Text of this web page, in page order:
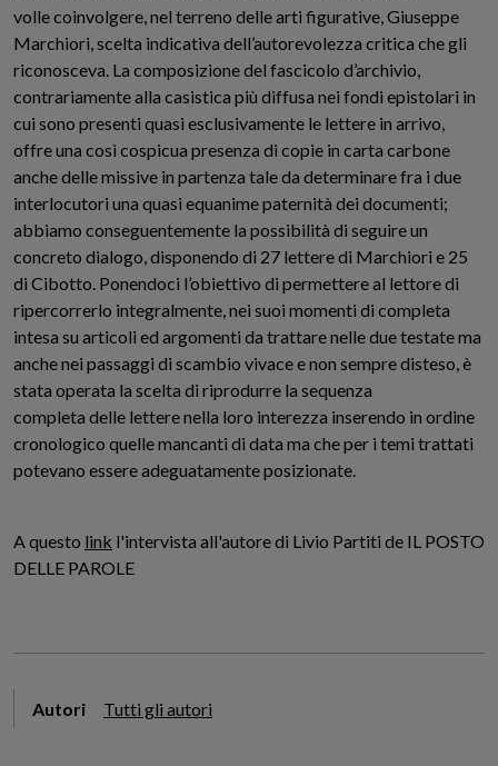
volle coinvolgere, nel terreno delle arti figurative, Giuseppe
Marchiori, scelta indicativa dell’autorevolezza critica che gli
riconosceva. La composizione del fascicolo d’archivio,
contrariamente alla casistica più diffusa nei fondi epistolari in
cui sono presenti quasi esclusivamente le lettere in arrivo,
offre una così cospicua presenza di copie in carta carbone
anche delle missive in partenza tale da determinare fra i due
interlocutori una quasi equanime paternità dei documenti;
abbiamo conseguentemente la possibilità di seguire un
concreto dialogo, disponendo di 27 lettere di Marchiori e 25
di Cibotto. Ponendoci l’obiettivo di permettere al lettore di
ripercorrerlo integralmente, nei suoi momenti di completa
intesa su articoli ed argomenti da trattare nelle due testate ma
anche nei passaggi di scambio vivace e non sempre disteso, è
stata operata la scelta di riprodurre la sequenza
completa delle lettere nella loro interezza inserendo in ordine
cronologico quelle mancanti di data ma che per i temi trattati
potevano essere adeguatamente posizionate.
A questo link l'intervista all'autore di Livio Partiti de IL POSTO
DELLE PAROLE
Autori Tutti gli autori